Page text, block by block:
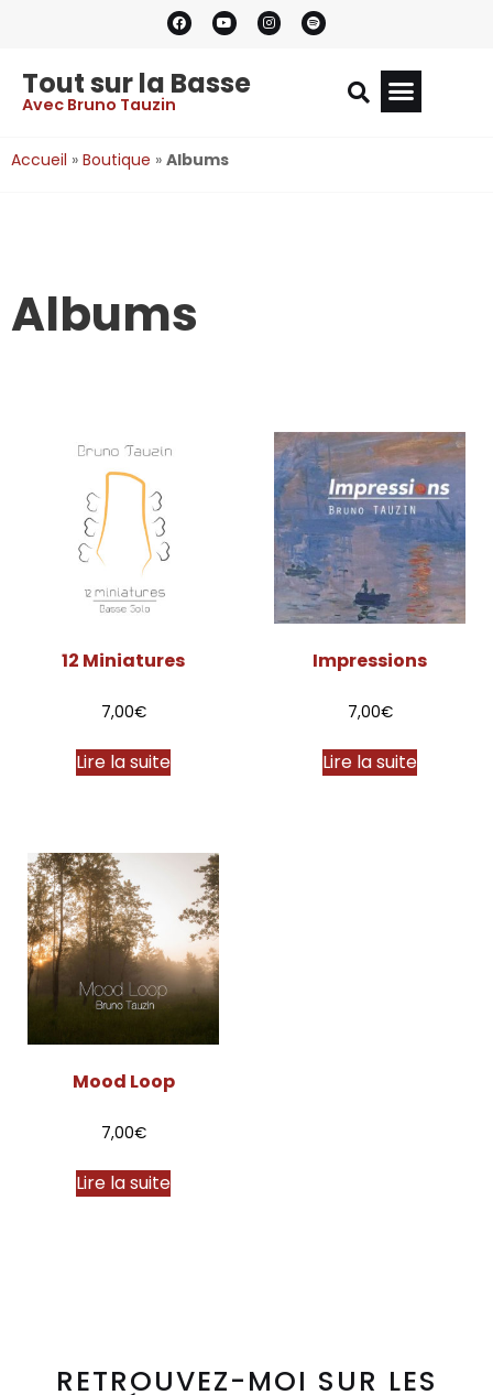
Tout sur la Basse
Avec Bruno Tauzin
Accueil » Boutique » Albums
Albums
12 Miniatures
7,00€
Lire la suite
Impressions
7,00€
Lire la suite
Mood Loop
7,00€
Lire la suite
RETROUVEZ-MOI SUR LES